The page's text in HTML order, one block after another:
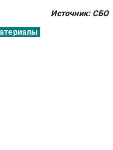
Источник: СБО